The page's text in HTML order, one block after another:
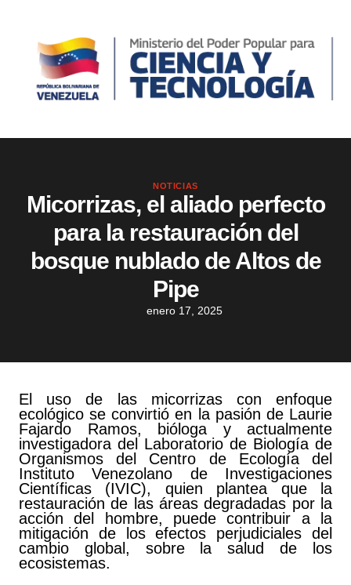
NOTICIAS
Micorrizas, el aliado perfecto
para la restauración del
bosque nublado de Altos de
Pipe
enero 17, 2025
El uso de las micorrizas con enfoque
ecológico se convirtió en la pasión de Laurie
Fajardo Ramos, bióloga y actualmente
investigadora del Laboratorio de Biología de
Organismos del Centro de Ecología del
Instituto Venezolano de Investigaciones
Científicas (IVIC), quien plantea que la
restauración de las áreas degradadas por la
acción del hombre, puede contribuir a la
mitigación de los efectos perjudiciales del
cambio global, sobre la salud de los
ecosistemas.